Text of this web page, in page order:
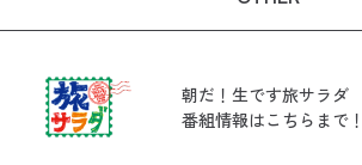
朝だ！生です旅サラダ
番組情報はこちらまで！